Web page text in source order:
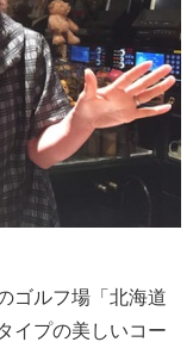
ゴルフ場「北海道
イプの美しいコー